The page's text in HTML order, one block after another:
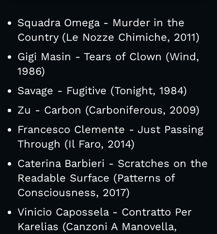
Squadra Omega - Murder in the
Country (Le Nozze Chimiche, 2011)
Gigi Masin - Tears of Clown (Wind,
1986)
Savage - Fugitive (Tonight, 1984)
Zu - Carbon (Carboniferous, 2009)
Francesco Clemente - Just Passing
Through (Il Faro, 2014)
Caterina Barbieri - Scratches on the
Readable Surface (Patterns of
Consciousness, 2017)
Vinicio Capossela - Contratto Per
Karelias (Canzoni A Manovella,